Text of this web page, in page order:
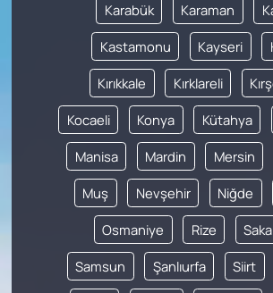
Karabük Karaman
Kastamonu Kayseri
Kırıkkale Kırklareli
Kocaeli Konya Kütahya
Manisa Mardin Mersin
Muş Nevşehir Niğde
Osmaniye Rize
Samsun Şanlıurfa Siirt